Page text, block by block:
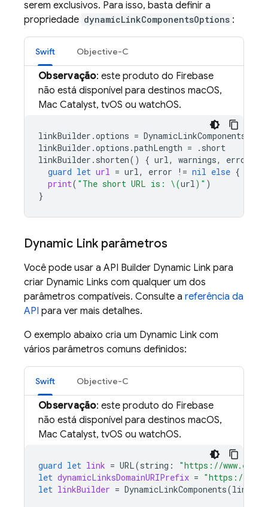
serem exclusivos. Para isso, basta definir a
propriedade dynamicLinkComponentsOptions :
Swift Objective-C
Observação: este produto do Firebase
não está disponível para destinos macOS,
Mac Catalyst, tvOS ou watchOS.
linkBuilder .options =
linkBuilder .options .pathLength = . short
linkBuilder . shorten() { url, warnings, error
guard let url = url, error != nil else {
print( "The short URL is: \(url) " )
}
Dynamic Link parâmetros
Você pode usar a API Builder Dynamic Link para
criar Dynamic Links com qualquer um dos
parâmetros compatíveis. Consulte a referência da
API para ver mais detalhes.
O exemplo abaixo cria um Dynamic Link com
vários parâmetros comuns definidos:
Swift Objective-C
Observação: este produto do Firebase
não está disponível para destinos macOS,
Mac Catalyst, tvOS ou watchOS.
guard let link = URL(string :
"https://
let dynamicLinksDomainURIPrefix = "https://
let linkBuilder = DynamicLinkComponents(link